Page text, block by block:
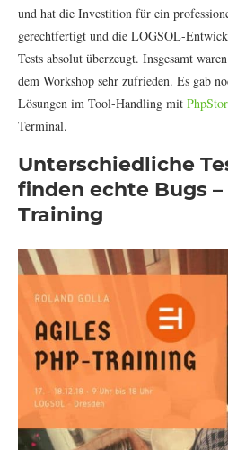
und hat die Investition für ein
gerechtfertigt und die LOGSOL-
Tests absolut überzeugt. Insgesamt
dem Workshop sehr zufrieden. Es gab
Lösungen im Tool-Handling mit
Terminal.
Unterschiedliche
finden echte Bugs –
Training